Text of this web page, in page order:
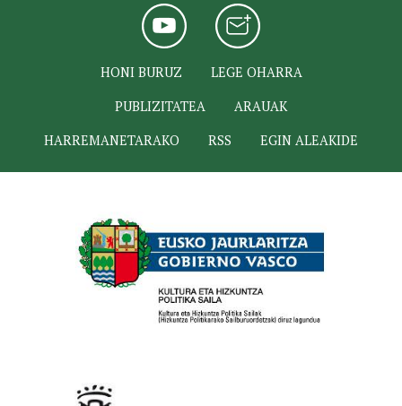
HONI BURUZ
LEGE OHARRA
PUBLIZITATEA
ARAUAK
HARREMANETARAKO
RSS EGIN ALEAKIDE